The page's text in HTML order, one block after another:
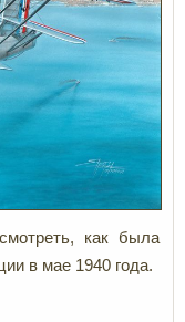
как была
в мае 1940 года.